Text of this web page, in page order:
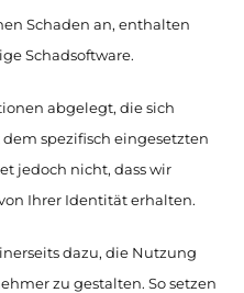
Schaden an, enthalten
Schadsoftware.
abgelegt, die sich
spezifisch eingesetzten
jedoch nicht, dass wir
Ihrer Identität erhalten.
dazu, die Nutzung
zu gestalten. So setzen